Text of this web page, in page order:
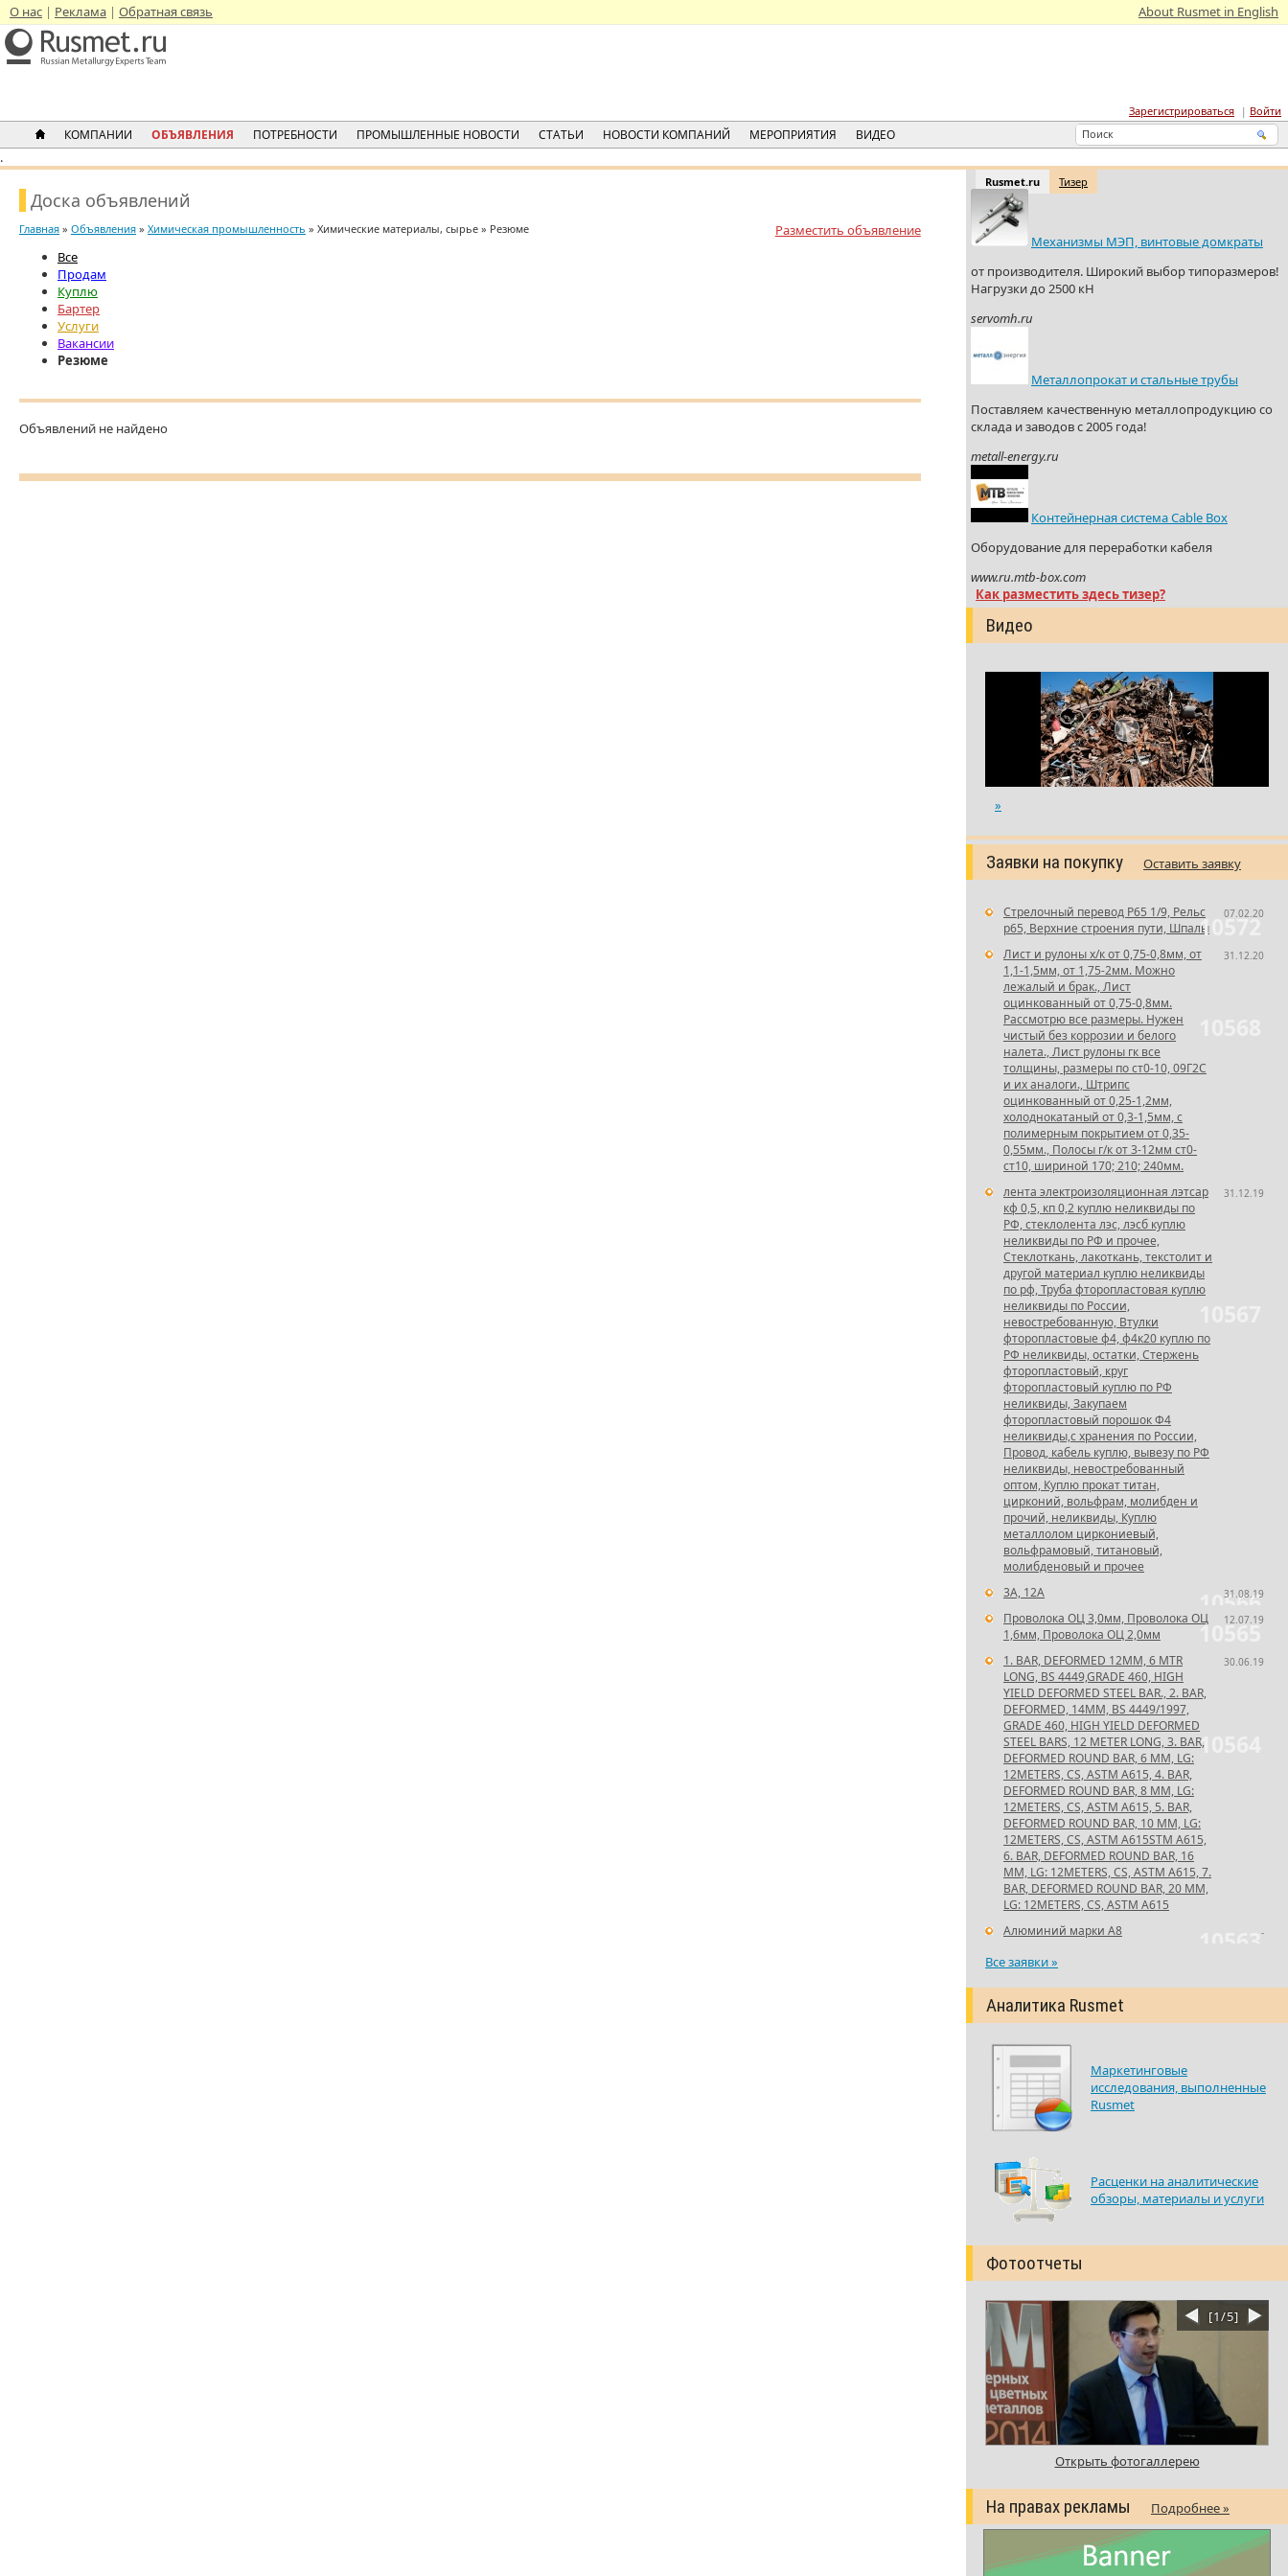
О нас Реклама Обратная связь About Rusmet in English
Зарегистрироваться Войти
КОМПАНИИ ОБЪЯВЛЕНИЯ ПОТРЕБНОСТИ ПРОМЫШЛЕННЫЕ НОВОСТИ СТАТЬИ НОВОСТИ КОМПАНИЙ МЕРОПРИЯТИЯ ВИДЕО
.
Rusmet.ru Тизер
Механизмы МЭП, винтовые домкраты
от производителя. Широкий выбор типоразмеров!
Нагрузки до 2500 кН
servomh.ru
Металлопрокат и стальные трубы
Поставляем качественную металлопродукцию со
склада и заводов с 2005 года!
metall-energy.ru
Контейнерная система Cable Box
Оборудование для переработки кабеля
www.ru.mtb-box.com
Как разместить здесь тизер?
Видео
»
Заявки на покупку Оставить заявку
10572
07.02.20
Стрелочный перевод Р65 1/9, Рельс
р65, Верхние строения пути, Шпалы
31.12.20
Лист и рулоны х/к от 0,75-0,8мм, от
1,1-1,5мм, от 1,75-2мм. Можно
лежалый и брак., Лист
оцинкованный от 0,75-0,8мм.
Рассмотрю все размеры. Нужен
чистый без коррозии и белого
налета., Лист рулоны гк все
толщины, размеры по ст0-10, 09Г2С
и их аналоги., Штрипс
оцинкованный от 0,25-1,2мм,
холоднокатаный от 0,3-1,5мм, с
полимерным покрытием от 0,35-
0,55мм., Полосы г/к от 3-12мм ст0-
ст10, шириной 170; 210; 240мм.
31.12.19
лента электроизоляционная лэтсар
кф 0,5, кп 0,2 куплю неликвиды по
РФ, стеклолента лэс, лэсб куплю
неликвиды по РФ и прочее,
Стеклоткань, лакоткань, текстолит и
другой материал куплю неликвиды
по рф, Труба фторопластовая куплю
неликвиды по России,
невостребованную, Втулки
фторопластовые ф4, ф4к20 куплю по
РФ неликвиды, остатки, Стержень
фторопластовый, круг
фторопластовый куплю по РФ
неликвиды, Закупаем
фторопластовый порошок Ф4
неликвиды,с хранения по России,
Провод, кабель куплю, вывезу по РФ
неликвиды, невостребованный
оптом, Куплю прокат титан,
цирконий, вольфрам, молибден и
прочий, неликвиды, Куплю
металлолом циркониевый,
вольфрамовый, титановый,
молибденовый и прочее
10566
31.08.19
3А, 12А
10565
12.07.19
Проволока ОЦ 3,0мм, Проволока ОЦ
1,6мм, Проволока ОЦ 2,0мм
10564
30.06.19
1. BAR, DEFORMED 12MM, 6 MTR
LONG, BS 4449,GRADE 460, HIGH
YIELD DEFORMED STEEL BAR., 2. BAR,
DEFORMED, 14MM, BS 4449/1997,
GRADE 460, HIGH YIELD DEFORMED
STEEL BARS, 12 METER LONG, 3. BAR,
DEFORMED ROUND BAR, 6 MM, LG:
12METERS, CS, ASTM A615, 4. BAR,
DEFORMED ROUND BAR, 8 MM, LG:
12METERS, CS, ASTM A615, 5. BAR,
DEFORMED ROUND BAR, 10 MM, LG:
12METERS, CS, ASTM A615STM A615,
6. BAR, DEFORMED ROUND BAR, 16
MM, LG: 12METERS, CS, ASTM A615, 7.
BAR, DEFORMED ROUND BAR, 20 MM,
LG: 12METERS, CS, ASTM A615
-
Алюминий марки А8
Все заявки »
Аналитика Rusmet
Маркетинговые
исследования, выполненные
Rusmet
Расценки на аналитические
обзоры, материалы и услуги
Фотоотчеты
Открыть фотогаллерею
[1/5]
На правах рекламы Подробнее »
Доска объявлений
Разместить объявление
Главная » Объявления » Химическая промышленность » Химические материалы, сырье » Резюме
Все
Продам
Куплю
Бартер
Услуги
Вакансии
Резюме
Объявлений не найдено